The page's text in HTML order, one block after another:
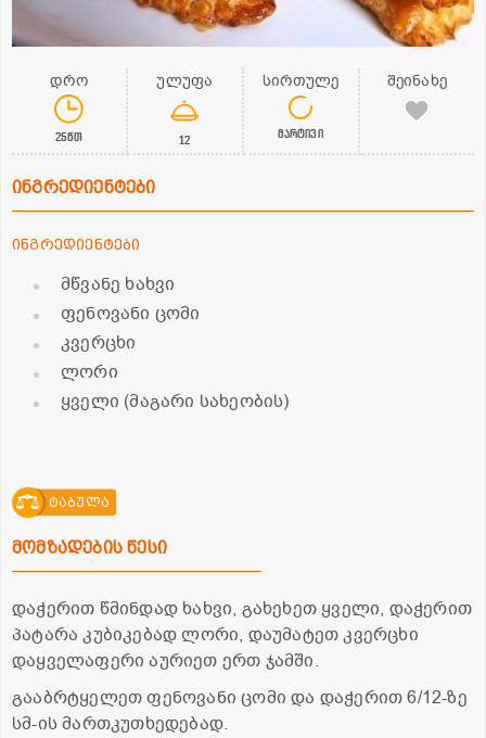
დრო
25წთ
ულუფა
12
სირთულე
მარტივი
შეინახე
ინგრედიენტები
ინგრედიენტები
მწვანე ხახვი
ფენოვანი ცომი
კვერცხი
ლორი
ყველი (მაგარი სახეობის)
ტაბულა
მომზადების წესი
დაჭერით წმინდად ხახვი, გახეხეთ ყველი, დაჭერით
პატარა კუბიკებად ლორი, დაუმატეთ კვერცხი
დაყველაფერი აურიეთ ერთ ჯამში.
გააბრტყელეთ ფენოვანი ცომი და დაჭერით 6/12-ზე
სმ-ის მართკუთხედებად.